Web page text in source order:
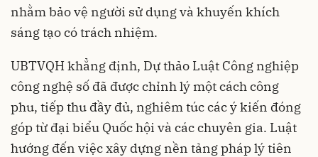
nhằm bảo vệ người sử dụng và khuyến khích
sáng tạo có trách nhiệm.
UBTVQH khẳng định, Dự thảo Luật Công nghiệp
công nghệ số đã được chỉnh lý một cách công
phu, tiếp thu đầy đủ, nghiêm túc các ý kiến đóng
góp từ đại biểu Quốc hội và các chuyên gia. Luật
hướng đến việc xây dựng nền tảng pháp lý tiên